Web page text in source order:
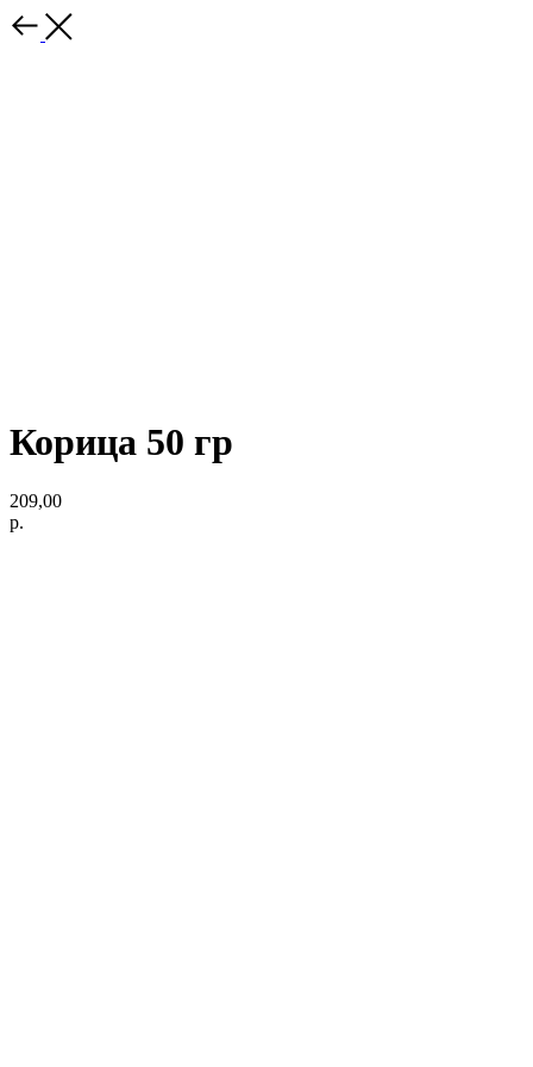
Корица 50 гр
209,00
р.